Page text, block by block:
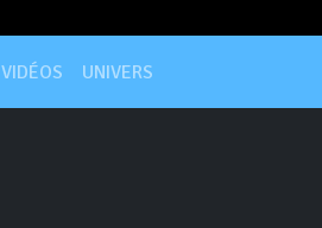
VIDÉOS UNIVERS